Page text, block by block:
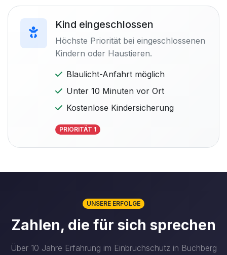
Kind eingeschlossen
Höchste Priorität bei eingeschlossenen
Kindern oder Haustieren.
Blaulicht-Anfahrt möglich
Unter 10 Minuten vor Ort
Kostenlose Kindersicherung
PRIORITÄT 1
UNSERE ERFOLGE
Zahlen, die für sich sprechen
Über 10 Jahre Erfahrung im Einbruchschutz in Buchberg